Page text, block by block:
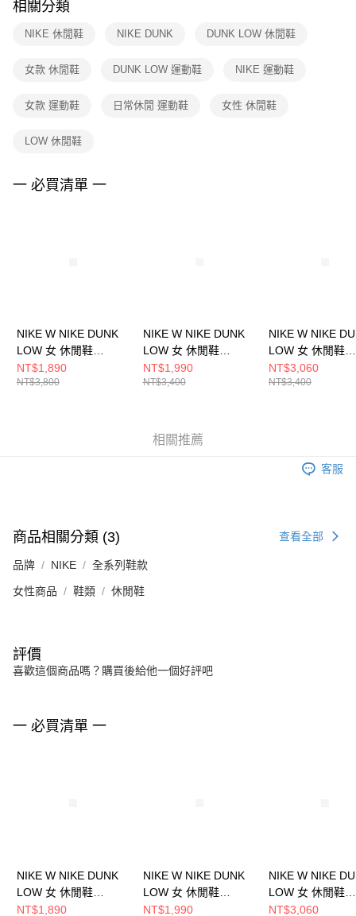
是否繳費成功／繳費後需取消欲退款等相關疑問，請聯繫「AFTEE先享後付
客戶支援中心」
https://netprotections.freshdesk.com/support/home
１．透過由恩沛科技股份有限公司提供之「AFTEE先享後付」服務完成之交
權轉讓予恩沛科技股份有限公司。
３．未成年的使用者請事先徵得法定代理人或監護人之同意方可使用
４．使用「AFTEE先享後付」時，將依據個別帳號之用戶狀況，依本公司即
相關分類
NIKE 休閒鞋 NIKE DUNK DUNK LOW 休閒鞋
女款 休閒鞋 DUNK LOW 運動鞋 NIKE 運動鞋
女款 運動鞋 日常休閒 運動鞋 女性 休閒鞋
LOW 休閒鞋
一 必買清單 一
NIKE W NIKE DUNK
LOW 女 休閒鞋
HF5030030
NT$1,890
NT$3,800
NIKE W NIKE DUNK
LOW 女 休閒鞋
HV0842133
NT$1,990
NT$3,400
NIKE W NIKE
LOW 女 休閒鞋
DD1503101
NT$3,060
NT$3,400
相關推薦
客服
商品相關分類 (3) 查看全部
品牌 NIKE 全系列鞋款
女性商品 鞋類 休閒鞋
評價
喜歡這個商品嗎？購買後給他一個好評吧
一 必買清單 一
NIKE W NIKE DUNK
LOW 女 休閒鞋
HF5030030
NT$1,890
NIKE W NIKE DUNK
LOW 女 休閒鞋
HV0842133
NT$1,990
NIKE W NIKE
LOW 女 休閒鞋
DD1503101
NT$3,060